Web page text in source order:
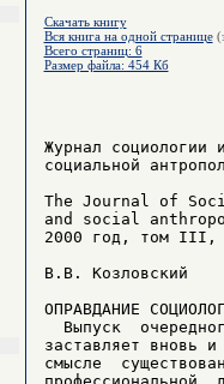
Скачать книгу
Вся книга на одной странице
Всего страниц: 6
Размер файла: 454 Кб
Журнал социологии
социальной
The Journal of
and social
2000 год, том III,
В.В. Козловский
ОПРАВДАНИЕ
Выпуск
заставляет вновь
смысле